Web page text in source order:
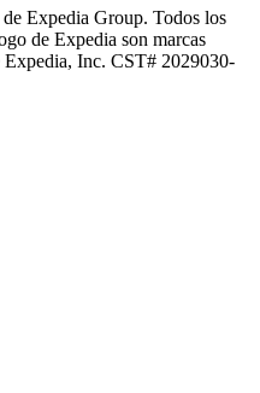
Expedia Group. Todos los
de Expedia son marcas
Expedia, Inc. CST# 2029030-